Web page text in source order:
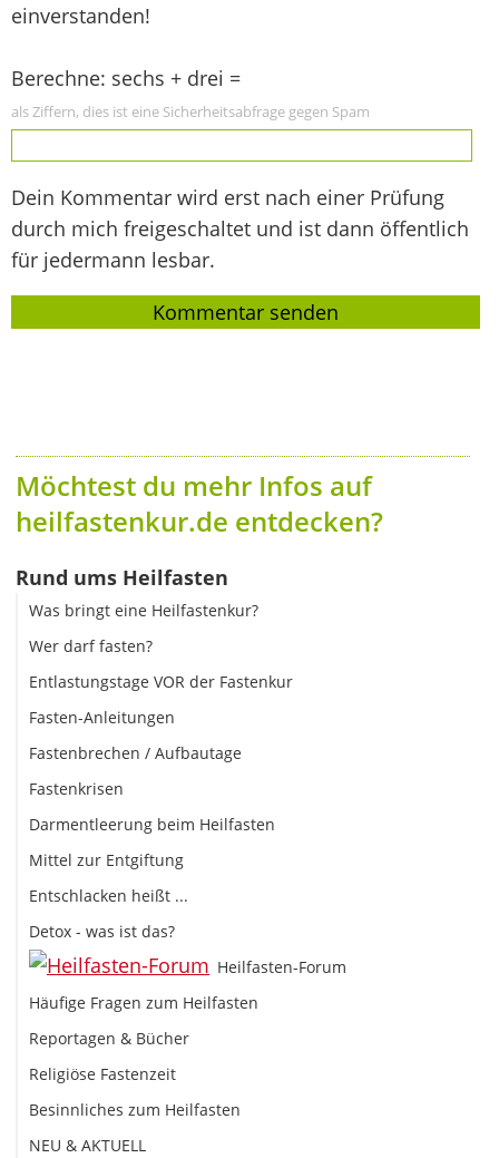
einverstanden!
Berechne: sechs + drei =
als Ziffern, dies ist eine Sicherheitsabfrage gegen Spam
Dein Kommentar wird erst nach einer Prüfung
durch mich freigeschaltet und ist dann öffentlich
für jedermann lesbar.
Möchtest du mehr Infos auf
heilfastenkur.de entdecken?
Rund ums Heilfasten
Was bringt eine Heilfastenkur?
Wer darf fasten?
Entlastungstage VOR der Fastenkur
Fasten-Anleitungen
Fastenbrechen / Aufbautage
Fastenkrisen
Darmentleerung beim Heilfasten
Mittel zur Entgiftung
Entschlacken heißt ...
Detox - was ist das?
Heilfasten-Forum
Häufige Fragen zum Heilfasten
Reportagen & Bücher
Religiöse Fastenzeit
Besinnliches zum Heilfasten
NEU & AKTUELL